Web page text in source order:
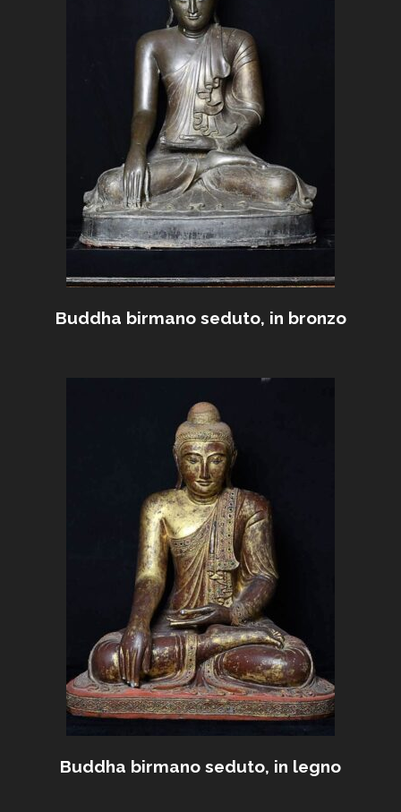
Buddha birmano seduto, in bronzo
Buddha birmano seduto, in legno